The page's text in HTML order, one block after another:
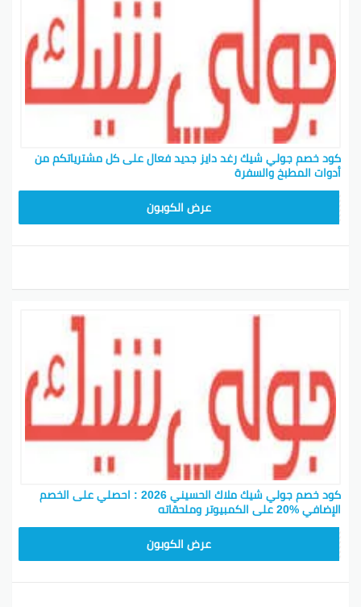
كود خصم جولي شيك رغد دايز جديد فعال على كل مشترياتكم من
أدوات المطبخ والسفرة
عرض الكوبون
كود خصم جولي شيك ملاك الحسيني 2026 : احصلي على الخصم
الإضافي %20 على الكمبيوتر وملحقاته
عرض الكوبون